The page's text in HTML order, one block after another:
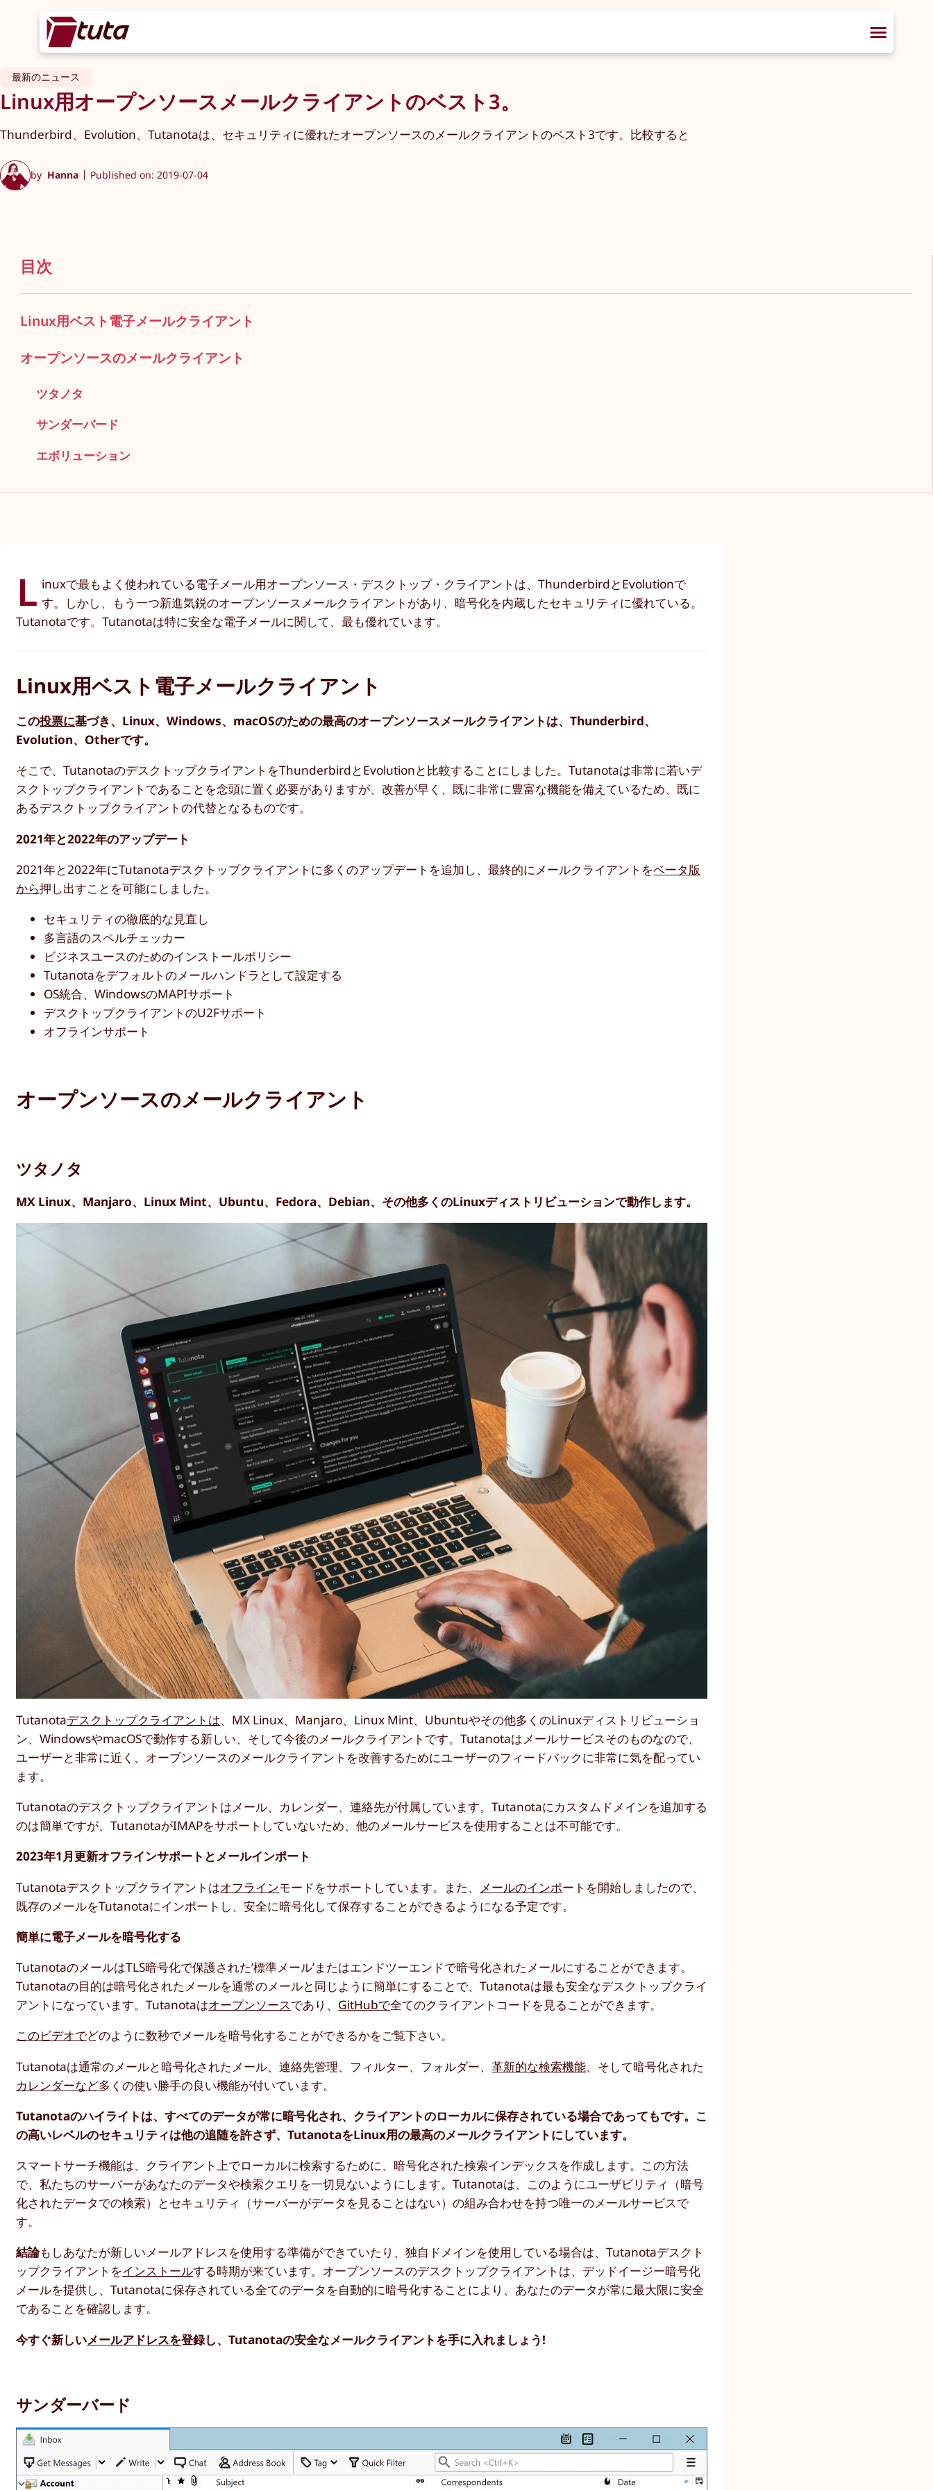
最新のニュース
Linux用オープンソースメールクライアントのベスト3。
Thunderbird、Evolution、Tutanotaは、セキュリティに優れたオープンソースのメールクライアントのベスト3です。比較すると
by Hanna Published on: 2019-07-04
目次
Linux用ベスト電子メールクライアント
オープンソースのメールクライアント
ツタノタ
サンダーバード
エボリューション
L inuxで最もよく使われている電子メール用オープンソース・デスクトップ・クライアントは、ThunderbirdとEvolutionで
す。しかし、もう一つ新進気鋭のオープンソースメールクライアントがあり、暗号化を内蔵したセキュリティに優れている。
Tutanotaです。Tutanotaは特に安全な電子メールに関して、最も優れています。
Linux用ベスト電子メールクライアント
この投票に基づき、Linux、Windows、macOSのための最高のオープンソースメールクライアントは、Thunderbird、
Evolution、Otherです。
そこで、TutanotaのデスクトップクライアントをThunderbirdとEvolutionと比較することにしました。Tutanotaは非常に若いデ
スクトップクライアントであることを念頭に置く必要がありますが、改善が早く、既に非常に豊富な機能を備えているため、既に
あるデスクトップクライアントの代替となるものです。
2021年と2022年のアップデート
2021年と2022年にTutanotaデスクトップクライアントに多くのアップデートを追加し、最終的にメールクライアントをベータ版
から押し出すことを可能にしました。
セキュリティの徹底的な見直し
多言語のスペルチェッカー
ビジネスユースのためのインストールポリシー
Tutanotaをデフォルトのメールハンドラとして設定する
OS統合、WindowsのMAPIサポート
デスクトップクライアントのU2Fサポート
オフラインサポート
オープンソースのメールクライアント
ツタノタ
MX Linux、Manjaro、Linux Mint、Ubuntu、Fedora、Debian、その他多くのLinuxディストリビューションで動作します。
Tutanotaデスクトップクライアントは、MX Linux、Manjaro、Linux Mint、Ubuntuやその他多くのLinuxディストリビューショ
ン、WindowsやmacOSで動作する新しい、そして今後のメールクライアントです。Tutanotaはメールサービスそのものなので、
ユーザーと非常に近く、オープンソースのメールクライアントを改善するためにユーザーのフィードバックに非常に気を配ってい
ます。
Tutanotaのデスクトップクライアントはメール、カレンダー、連絡先が付属しています。Tutanotaにカスタムドメインを追加する
のは簡単ですが、TutanotaがIMAPをサポートしていないため、他のメールサービスを使用することは不可能です。
2023年1月更新オフラインサポートとメールインポート
Tutanotaデスクトップクライアントはオフラインモードをサポートしています。また、 メールのインポートを開始しましたので、
既存のメールをTutanotaにインポートし、安全に暗号化して保存することができるようになる予定です。
簡単に電子メールを暗号化する
TutanotaのメールはTLS暗号化で保護された’標準メール’またはエンドツーエンドで暗号化されたメールにすることができます。
Tutanotaの目的は暗号化されたメールを通常のメールと同じように簡単にすることで、Tutanotaは最も安全なデスクトップクライ
アントになっています。Tutanotaはオープンソースであり、 GitHubで全てのクライアントコードを見ることができます。
このビデオでどのように数秒でメールを暗号化することができるかをご覧下さい。
Tutanotaは通常のメールと暗号化されたメール、連絡先管理、フィルター、フォルダー、革新的な検索機能、そして暗号化された
カレンダーなど多くの使い勝手の良い機能が付いています。
Tutanotaのハイライトは、すべてのデータが常に暗号化され、クライアントのローカルに保存されている場合であってもです。こ
の高いレベルのセキュリティは他の追随を許さず、TutanotaをLinux用の最高のメールクライアントにしています。
スマートサーチ機能は、クライアント上でローカルに検索するために、暗号化された検索インデックスを作成します。この方法
で、私たちのサーバーがあなたのデータや検索クエリを一切見ないようにします。Tutanotaは、このようにユーザビリティ（暗号
化されたデータでの検索）とセキュリティ（サーバーがデータを見ることはない）の組み合わせを持つ唯一のメールサービスで
す。
結論もしあなたが新しいメールアドレスを使用する準備ができていたり、独自ドメインを使用している場合は、Tutanotaデスクト
ップクライアントをインストールする時期が来ています。オープンソースのデスクトップクライアントは、デッドイージー暗号化
メールを提供し、Tutanotaに保存されている全てのデータを自動的に暗号化することにより、あなたのデータが常に最大限に安全
であることを確認します。
今すぐ新しいメールアドレスを登録し、Tutanotaの安全なメールクライアントを手に入れましょう!
サンダーバード